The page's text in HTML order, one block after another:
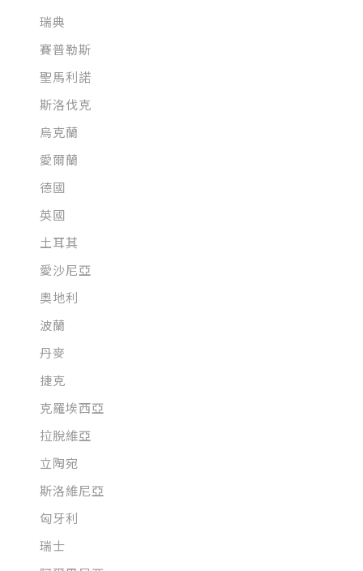
瑞典
賽普勒斯
聖馬利諾
斯洛伐克
烏克蘭
愛爾蘭
德國
英國
土耳其
愛沙尼亞
奧地利
波蘭
丹麥
捷克
克羅埃西亞
拉脫維亞
立陶宛
斯洛維尼亞
匈牙利
瑞士